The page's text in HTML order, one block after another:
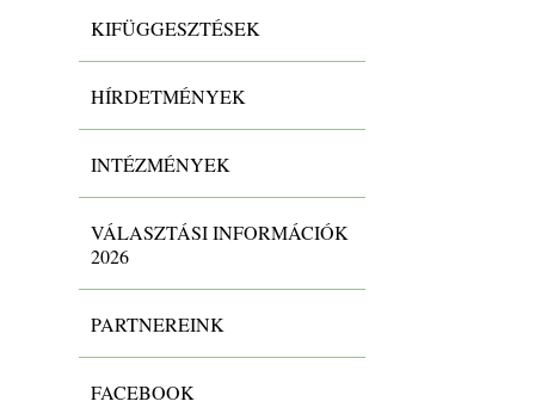
KIFÜGGESZTÉSEK
HÍRDETMÉNYEK
INTÉZMÉNYEK
VÁLASZTÁSI INFORMÁCIÓK
2026
PARTNEREINK
FACEBOOK